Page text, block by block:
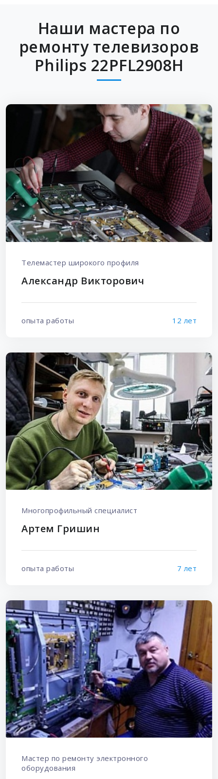
Наши мастера по
ремонту телевизоров
Philips 22PFL2908H
Телемастер широкого профиля
Александр Викторович
опыта работы 12 лет
Многопрофильный специалист
Артем Гришин
опыта работы 7 лет
Мастер по ремонту электронного
оборудования